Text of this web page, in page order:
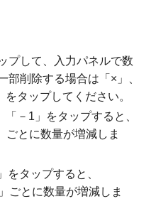
プして、入力パネルで数
部削除する場合は「×」、
タップしてください。
「－1」をタップすると、
ごとに数量が増減しま
をタップすると、
ごとに数量が増減しま